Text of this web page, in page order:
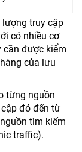
truy cập
có nhiều cơ
cần được kiểm
của lưu
từng nguồn
đó đến từ
tìm kiếm
traffic).